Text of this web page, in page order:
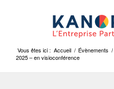
Vous êtes ici : Accueil / Évènements /
2025 – en visioconférence